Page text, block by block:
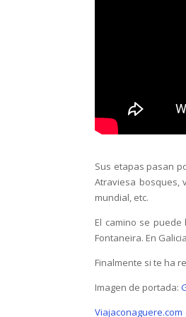
Sus etapas pasan
Atraviesa bosques,
mundial, etc.
El camino se
Fontaneira. En
Finalmente si te ha
Imagen de portada:
Viajaconaguere.com